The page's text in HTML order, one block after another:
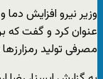
وزیر نیرو افزایش
مصرفی تولید